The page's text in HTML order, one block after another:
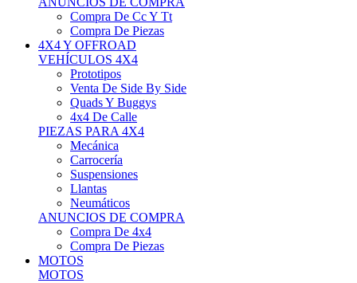
Compra De Piezas
4X4 Y OFFROAD
VEHÍCULOS 4X4
Prototipos
Venta De Side By Side
Quads Y Buggys
4x4 De Calle
PIEZAS PARA 4X4
Mecánica
Carrocería
Suspensiones
Llantas
Neumáticos
ANUNCIOS DE COMPRA
Compra De 4x4
Compra De Piezas
MOTOS
MOTOS
Motos De Circuito